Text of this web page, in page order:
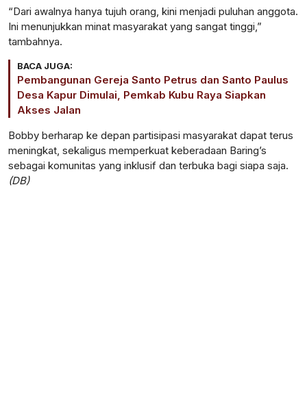
“Dari awalnya hanya tujuh orang, kini menjadi puluhan anggota.
Ini menunjukkan minat masyarakat yang sangat tinggi,”
tambahnya.
BACA JUGA:
Pembangunan Gereja Santo Petrus dan Santo Paulus
Desa Kapur Dimulai, Pemkab Kubu Raya Siapkan
Akses Jalan
Bobby berharap ke depan partisipasi masyarakat dapat terus
meningkat, sekaligus memperkuat keberadaan Baring’s
sebagai komunitas yang inklusif dan terbuka bagi siapa saja.
(DB)